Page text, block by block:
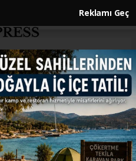
value
given
by $6.2B
21.06.2023 - 10:44